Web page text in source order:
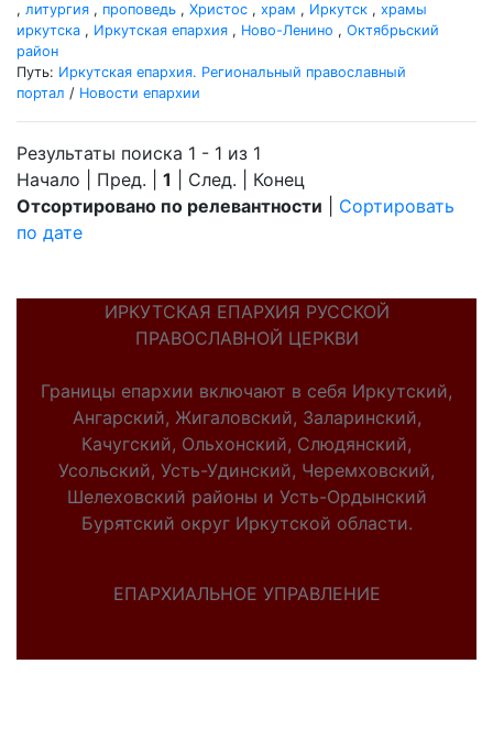
, литургия , проповедь , Христос , храм , Иркутск , храмы
иркутска , Иркутская епархия , Ново-Ленино , Октябрьский
район
Путь: Иркутская епархия. Региональный православный
портал / Новости епархии
Результаты поиска 1 - 1 из 1
Начало | Пред. | 1 | След. | Конец
Отсортировано по релевантности
Сортировать
по дате
ИРКУТСКАЯ ЕПАРХИЯ РУССКОЙ
ПРАВОСЛАВНОЙ ЦЕРКВИ
Границы епархии включают в себя Иркутский,
Ангарский, Жигаловский, Заларинский,
Качугский, Ольхонский, Слюдянский,
Усольский, Усть-Удинский, Черемховский,
Шелеховский районы и Усть-Ордынский
Бурятский округ Иркутской области.
ЕПАРХИАЛЬНОЕ УПРАВЛЕНИЕ